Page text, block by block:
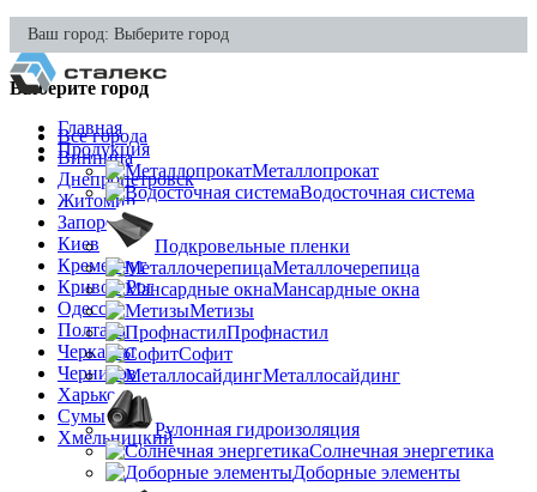
Ваш город: Выберите город
Выберите город
Все города
Винница
Днепропетровск
Житомир
Запорожье
Киев
Кременчуг
Кривой Рог
Одесса
Полтава
Черкассы
Чернигов
Харьков
Сумы
Хмельницкий
Главная
Продукция
Металлопрокат
Водосточная система
Подкровельные пленки
Металлочерепица
Мансардные окна
Метизы
Профнастил
Софит
Металлосайдинг
Рулонная гидроизоляция
Солнечная энергетика
Доборные элементы